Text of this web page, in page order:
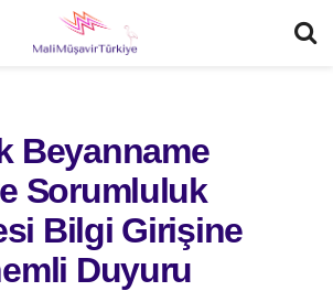
Beyanname
Sorumluluk
Bilgi Girişine
Duyuru